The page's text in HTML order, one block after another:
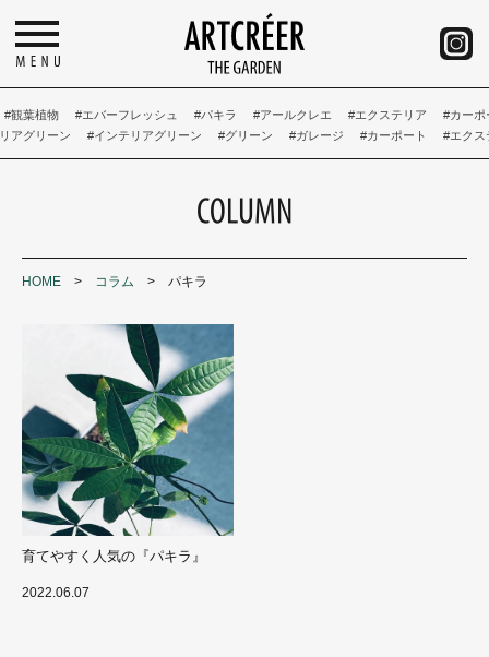
INSTAGRAM
COLUMN
INFORMATION
#観葉植物 #エバーフレッシュ #パキラ #アールクレエ #エクステリア
#カーポ
アグリーン
#インテリアグリーン #グリーン #ガレージ #カーポート #エクス
COLUMN
HOME > コラム > パキラ
育てやすく人気の『パキラ』
2022.06.07